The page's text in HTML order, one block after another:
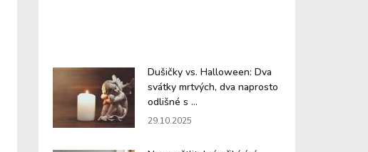
Dušičky vs. Halloween: Dva
svátky mrtvých, dva naprosto
odlišné s ...
29.10.2025